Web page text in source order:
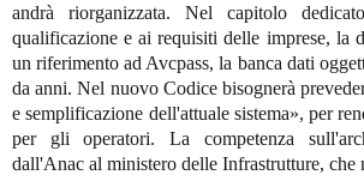
andrà riorganizzata. Nel capitolo
qualificazione e ai requisiti delle imprese, la
un riferimento ad Avcpass, la banca dati
da anni. Nel nuovo Codice bisognerà
e semplificazione dell'attuale sistema», per
per gli operatori. La competenza
dall'Anac al ministero delle Infrastrutture, che